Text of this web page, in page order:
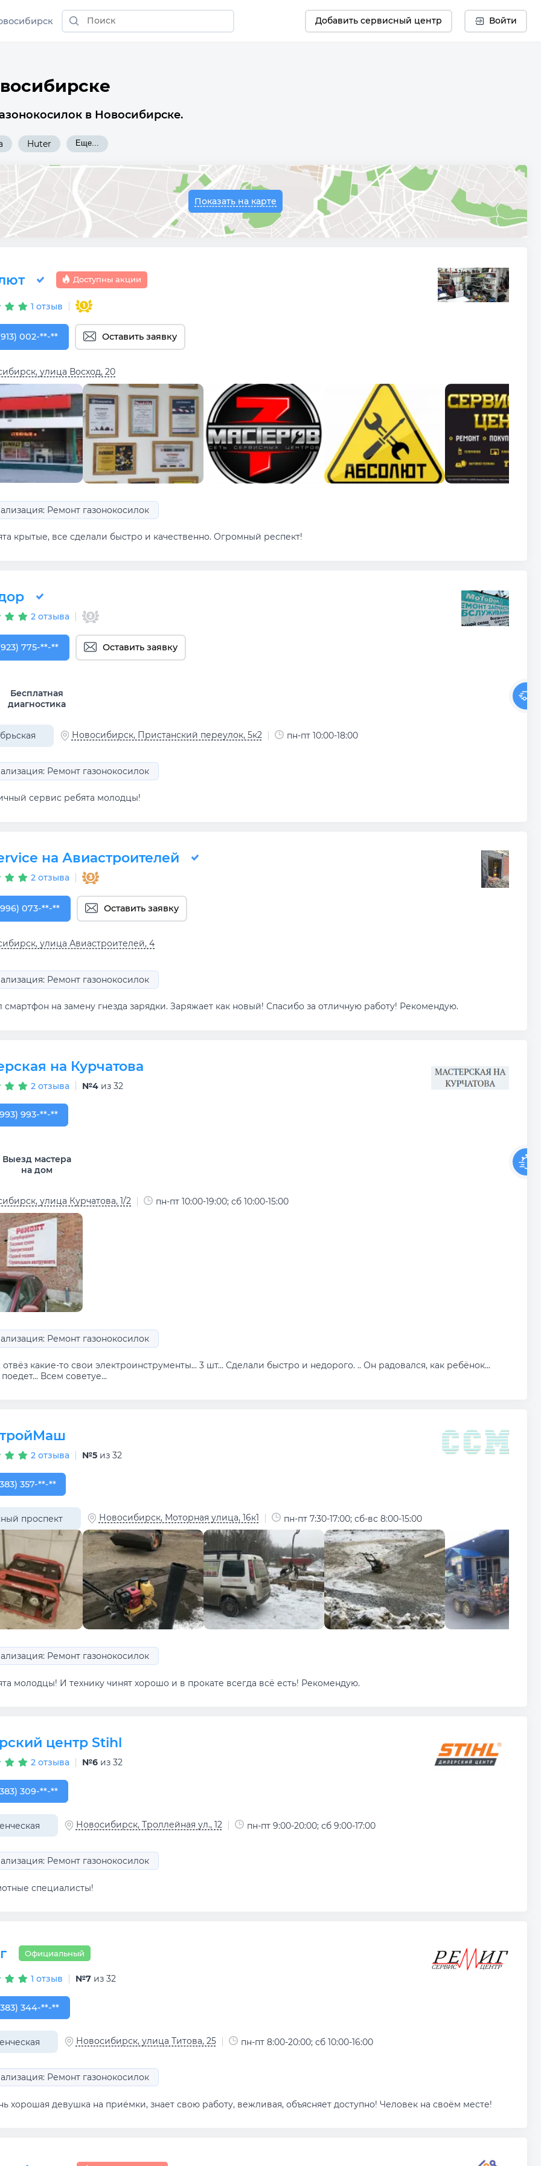
Добавить сервисный центр Войти
в Новосибирске.
Huter Еще...
Показать на карте
Доступны акции
1 отзыв
002-79-09
002-**-** Оставить заявку
улица Восход, 20
Ремонт газонокосилок
крытые, все сделали быстро и качественно. Огромный респект!
2 отзыва
775-40-62
775-**-** Оставить заявку
Бесплатная
диагностика
Новосибирск, Пристанский переулок, 5к2 пн-пт 10:00-18:00
Ремонт газонокосилок
сервис ребята молодцы!
на Авиастроителей
2 отзыва
073-00-25
073-**-** Оставить заявку
улица Авиастроителей, 4
Ремонт газонокосилок
смартфон на замену гнезда зарядки. Заряжает как новый! Спасибо за отличную работу! Рекомендую.
на Курчатова
2 отзыва №4 из 32
993-54-53
993-**-**
Выезд мастера
на дом
улица Курчатова, 1/2 пн-пт 10:00-19:00; сб 10:00-15:00
Ремонт газонокосилок
какие-то свои электроинструменты... 3 шт... Сделали быстро и недорого. .. Он радовался, как ребёнок...
Всем советуе...
2 отзыва №5 из 32
357-20-10
357-**-**
проспект Новосибирск, Моторная улица, 16к1 пн-пт 7:30-17:00; сб-вс 8:00-15:00
Ремонт газонокосилок
молодцы! И технику чинят хорошо и в прокате всегда всё есть! Рекомендую.
центр Stihl
2 отзыва №6 из 32
309-02-33
309-**-**
Новосибирск, Троллейная ул., 12 пн-пт 9:00-20:00; сб 9:00-17:00
Ремонт газонокосилок
специалисты!
Официальный
1 отзыв №7 из 32
344-30-68
344-**-**
Новосибирск, улица Титова, 25 пн-пт 8:00-20:00; сб 10:00-16:00
Ремонт газонокосилок
хорошая девушка на приёмки, знает свою работу, вежливая, объясняет доступно! Человек на своём месте!